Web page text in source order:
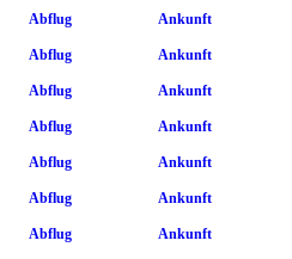
Abflug Ankunft
Abflug Ankunft
Abflug Ankunft
Abflug Ankunft
Abflug Ankunft
Abflug Ankunft
Abflug Ankunft